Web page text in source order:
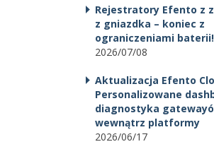
Rejestratory Efento z
z gniazdka – koniec z
ograniczeniami baterii!
2026/07/08
Aktualizacja Efento
Personalizowane
diagnostyka
wewnątrz platformy
2026/06/17